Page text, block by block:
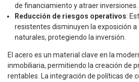
de financiamiento y atraer inversiones.
Reducción de riesgos operativos:
resistentes disminuyen la exposición
naturales, protegiendo la inversión.
El acero es un material clave en la
inmobiliaria, permitiendo la creación de
rentables. La integración de políticas de